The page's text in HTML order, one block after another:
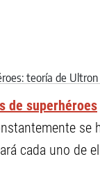
de superhéroes
se
cada uno de